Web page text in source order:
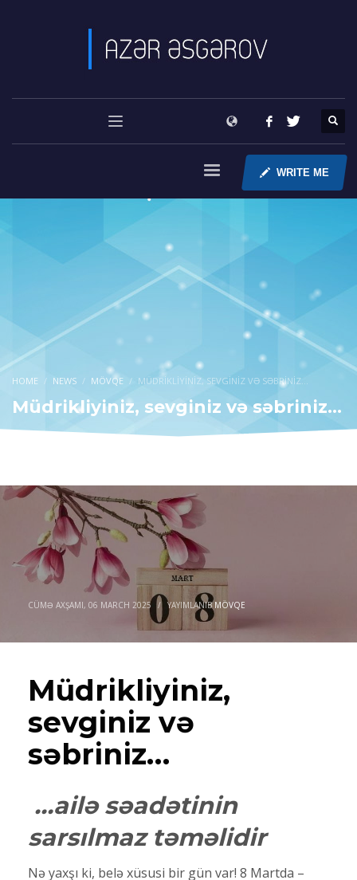
WRITE ME
HOME NEWS MÖVQE MÜDRIKLIYINIZ, SEVGINIZ VƏ SƏBRINIZ…
Müdrikliyiniz, sevginiz və səbriniz…
CÜMƏ AXŞAMI, 06 MARCH 2025 / YAYIMLANIB MÖVQE
Müdrikliyiniz,
sevginiz və
səbriniz…
…ailəsəadətinin
sarsılmaz təməlidir
Nə yaxşı ki, belə xüsusi bir gün var! 8 Martda –